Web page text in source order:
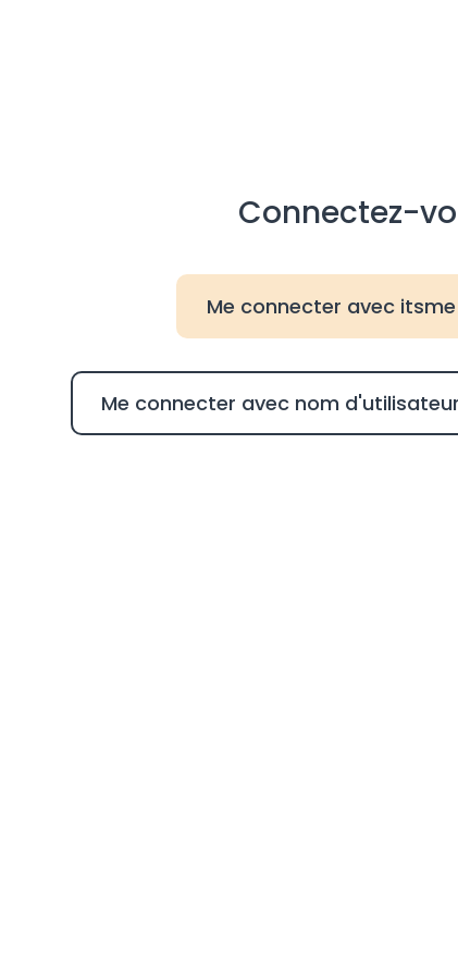
Connectez-
Me connecter avec
Me connecter avec nom